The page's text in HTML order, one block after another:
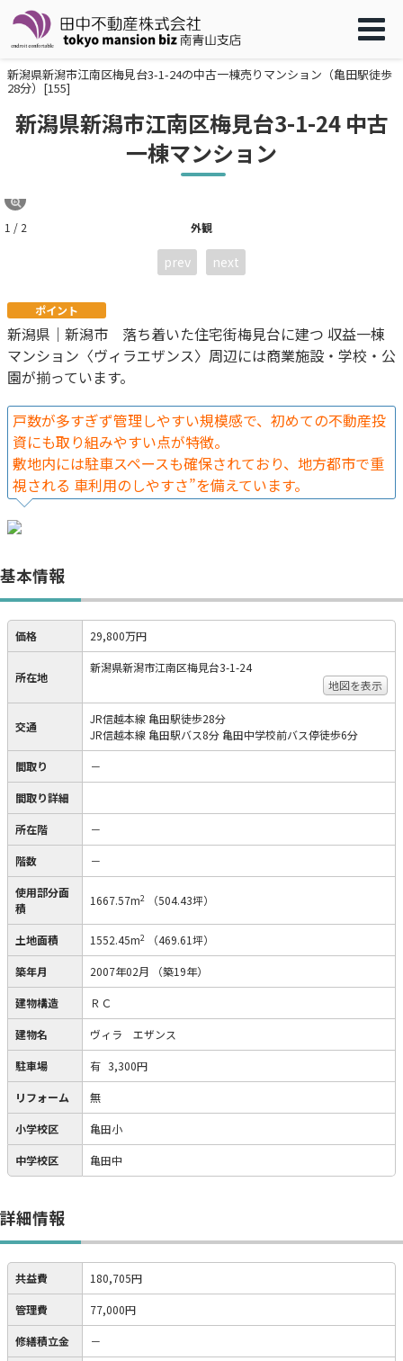
新潟県新潟市江南区梅見台3-1-24の中古一棟売りマンション（亀田駅徒歩
28分）[155]
新潟県新潟市江南区梅見台3-1-24 中古
一棟マンション
外観
1 / 2
prev next
ポイント
新潟県｜新潟市 落ち着いた住宅街梅見台に建つ 収益一棟
マンション〈ヴィラエザンス〉周辺には商業施設・学校・公
園が揃っています。
戸数が多すぎず管理しやすい規模感で、初めての不動産投
資にも取り組みやすい点が特徴。
敷地内には駐車スペースも確保されており、地方都市で重
視される 車利用のしやすさ”を備えています。
基本情報
価格 29,800万円
所在地
新潟県新潟市江南区梅見台3-1-24
地図を表示
交通
JR信越本線 亀田駅徒歩28分
JR信越本線 亀田駅バス8分 亀田中学校前バス停徒歩6分
間取り －
間取り詳細
所在階 －
階数 －
使用部分面
積
1667.57m2 （504.43坪）
土地面積 1552.45m2 （469.61坪）
築年月 2007年02月 （築19年）
建物構造 ＲＣ
建物名 ヴィラ エザンス
駐車場 有 3,300円
リフォーム 無
小学校区 亀田小
中学校区 亀田中
詳細情報
共益費 180,705円
管理費 77,000円
修繕積立金 －